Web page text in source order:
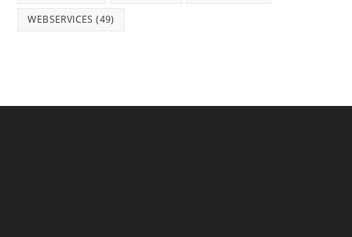
WEBSERVICES (49)